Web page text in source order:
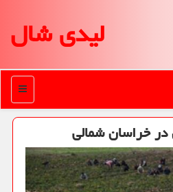
لیدی شال
منو
خراسان شمالی